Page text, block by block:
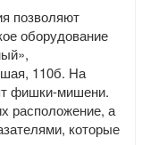
позволяют
оборудование
110б. На
фишки-мишени.
расположение, а
которые